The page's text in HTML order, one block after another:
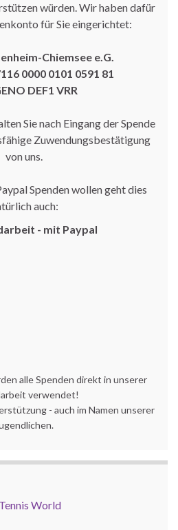
würden. Wir haben dafür
für Sie eingerichtet:
Chiemsee e.G.
0000 0101 0591 81
DEF1 VRR
Sie nach Eingang der Spende
Zuwendungsbestätigung
von uns.
Spenden wollen geht dies
auch:
- mit Paypal
alle Spenden direkt in unserer
verwendet!
- auch im Namen unserer